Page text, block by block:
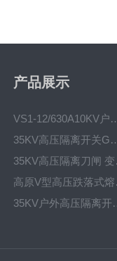
产品展示
VS1-12/630A10KV
35KV高压隔离开关
高
35KV户外